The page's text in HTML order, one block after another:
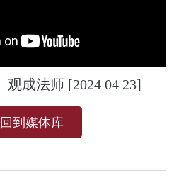
观成法师 [2024 04 23]
到媒体库